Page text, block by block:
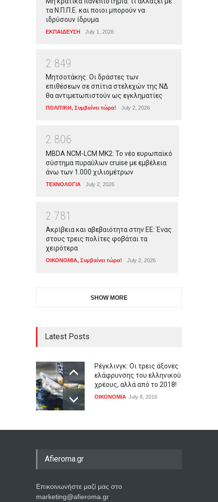
τα Ν.Π.Π.Ε. και ποιοι μπορούν να
ιδρύσουν ίδρυμα
ΕΚΠΑΙΔΕΥΣΗ July 1, 2026
2 849
Μητσοτάκης: Οι δράστες των
επιθέσεων σε σπίτια στελεχών της ΝΔ
θα αντιμετωπιστούν ως εγκληματίες
ΠΟΛΙΤΙΚΗ, Συμβαίνει τώρα! July 2, 2026
2 806
MBDA NCM-LCM MK2: Το νέο ευρωπαϊκό
σύστημα πυραύλων cruise με εμβέλεια
άνω των 1.000 χιλιομέτρων
ΤΕΧΝΟΛΟΓΙΑ July 2, 2026
2 781
Ακρίβεια και αβεβαιότητα στην ΕΕ: Ένας
στους τρεις πολίτες φοβάται τα
χειρότερα
ΟΙΚΟΝΟΜΙΑ, Συμβαίνει τώρα! July 2, 2026
SHOW MORE
Latest Posts
Ρέγκλινγκ: Οι τρεις άξονες
ελάφρυνσης του ελληνικού
χρέους, αλλά από το 2018!
ΟΙΚΟΝΟΜΙΑ July 8, 2016
Afieroma.gr
Επικοινωνήστε μαζί μας στο
marketing@afieroma.gr